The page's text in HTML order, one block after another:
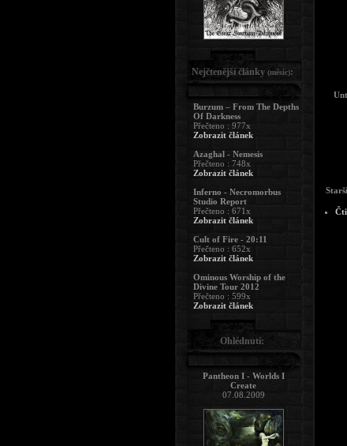
Čti
Nejčtenější články (měsíc):
Burzum – From The Depths
Of Darkness
Přečteno : 977x
Zobrazit článek
Azaghal - Nemesis
Přečteno : 748x
Zobrazit článek
Inferno - Necromorbus
Studio Report
Přečteno : 671x
Zobrazit článek
Cult of Fire - 20:11
Přečteno : 652x
Zobrazit článek
Ominous Worship of the
Divine Tour 2012
Přečteno : 599x
Zobrazit článek
Ohlédnutí:
Pantheon I - Worlds I
Create
07.08.2009